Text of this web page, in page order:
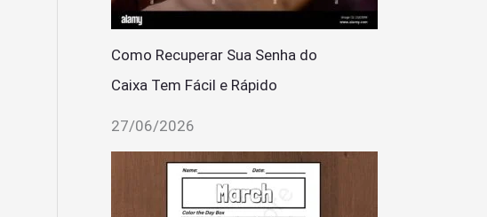
Como Recuperar Sua Senha do
Caixa Tem Fácil e Rápido
27/06/2026